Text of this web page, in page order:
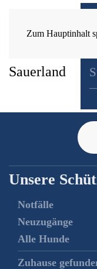
Zum Hauptinhalt
Unsere
Notfälle
Neuzugänge
Alle Hunde
Zuhause